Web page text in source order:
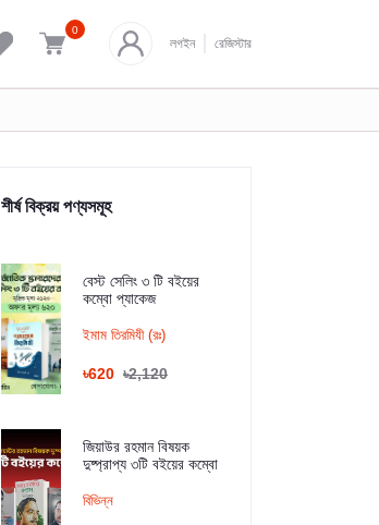
0
লগইন রেজিস্টার
শীর্ষ বিক্রয় পণ্যসমূহ
বেস্ট সেলিং ৩ টি বইয়ের
কম্বো প্যাকেজ
ইমাম তিরমিযী (রঃ)
৳620 ৳2,120
জিয়াউর রহমান বিষয়ক
দুষ্প্রাপ্য ৩টি বইয়ের কম্বো
বিভিন্ন